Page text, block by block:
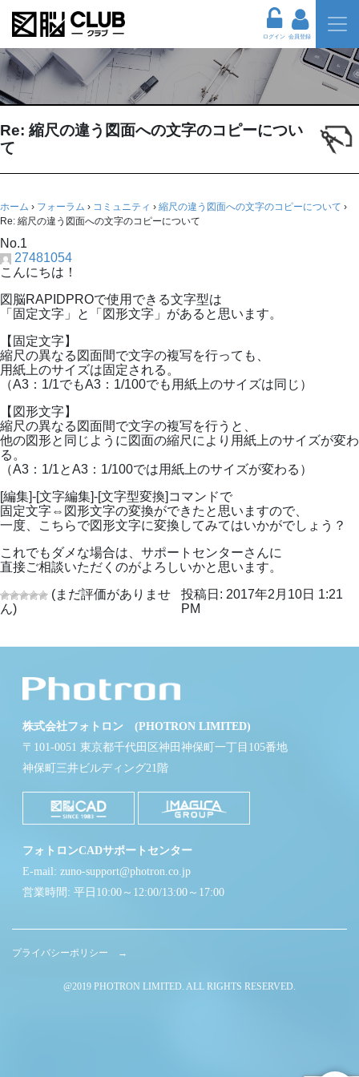
ログイン 会員登録
Re: 縮尺の違う図面への文字のコピーについ
て
ホーム › フォーラム › コミュニティ › 縮尺の違う図面への文字のコピーについて ›
Re: 縮尺の違う図面への文字のコピーについて
No.1
27481054
こんにちは！
図脳RAPIDPROで使用できる文字型は
「固定文字」と「図形文字」があると思います。
【固定文字】
縮尺の異なる図面間で文字の複写を行っても、
用紙上のサイズは固定される。
（A3：1/1でもA3：1/100でも用紙上のサイズは同じ）
【図形文字】
縮尺の異なる図面間で文字の複写を行うと、
他の図形と同じように図面の縮尺により用紙上のサイズが変わ
る。
（A3：1/1とA3：1/100では用紙上のサイズが変わる）
[編集]-[文字編集]-[文字型変換]コマンドで
固定文字⇔図形文字の変換ができたと思いますので、
一度、こちらで図形文字に変換してみてはいかがでしょう？
これでもダメな場合は、サポートセンターさんに
直接ご相談いただくのがよろしいかと思います。
(まだ評価がありませ
ん)
投稿日: 2017年2月10日 1:21
PM
株式会社フォトロン (PHOTRON LIMITED)
〒101-0051 東京都千代田区神田神保町一丁目105番地
神保町三井ビルディング21階
フォトロンCADサポートセンター
E-mail: zuno-support@photron.co.jp
営業時間: 平日10:00～12:00/13:00～17:00
プライバシーポリシー →
@2019 PHOTRON LIMITED. ALL RIGHTS RESERVED.